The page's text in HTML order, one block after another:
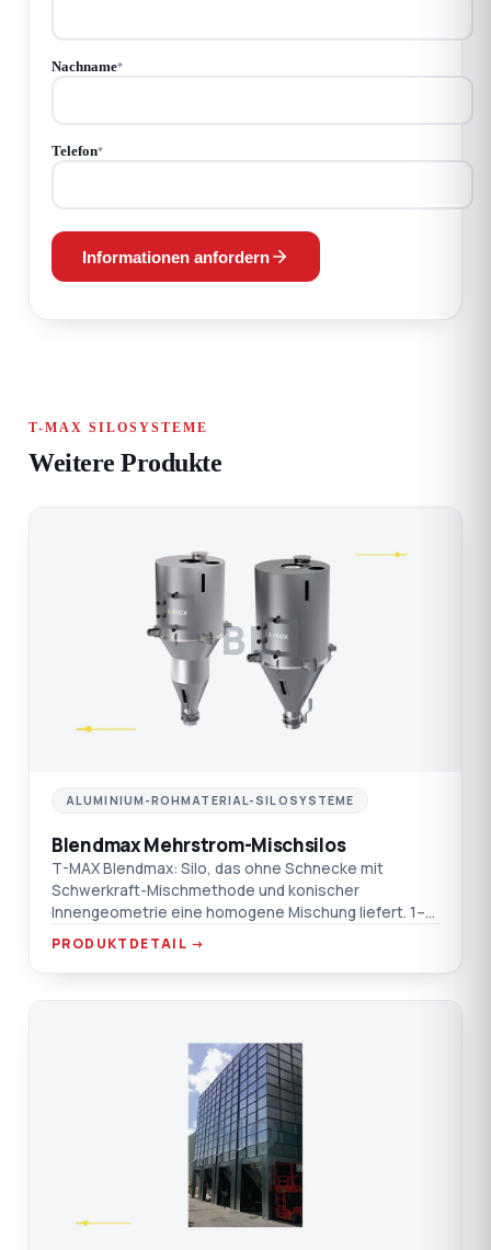
Nachname*
Telefon*
Informationen anfordern
T-MAX SILOSYSTEME
Weitere Produkte
BL
ALUMINIUM-ROHMATERIAL-SILOSYSTEME
Blendmax Mehrstrom-Mischsilos
T-MAX Blendmax: Silo, das ohne Schnecke mit
Schwerkraft-Mischmethode und konischer
Innengeometrie eine homogene Mischung liefert. 1–
250 m³ Kapazität, wartungsfrei, staub- und
Flexibilität.
PRODUKTDETAIL →
MO